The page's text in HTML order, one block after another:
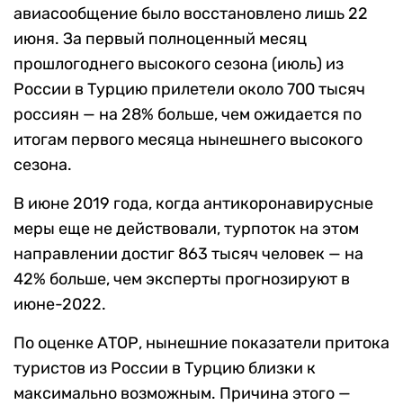
авиасообщение было восстановлено лишь 22
июня. За первый полноценный месяц
прошлогоднего высокого сезона (июль) из
России в Турцию прилетели около 700 тысяч
россиян — на 28% больше, чем ожидается по
итогам первого месяца нынешнего высокого
сезона.
В июне 2019 года, когда антикоронавирусные
меры еще не действовали, турпоток на этом
направлении достиг 863 тысяч человек — на
42% больше, чем эксперты прогнозируют в
июне-2022.
По оценке АТОР, нынешние показатели притока
туристов из России в Турцию близки к
максимально возможным. Причина этого —